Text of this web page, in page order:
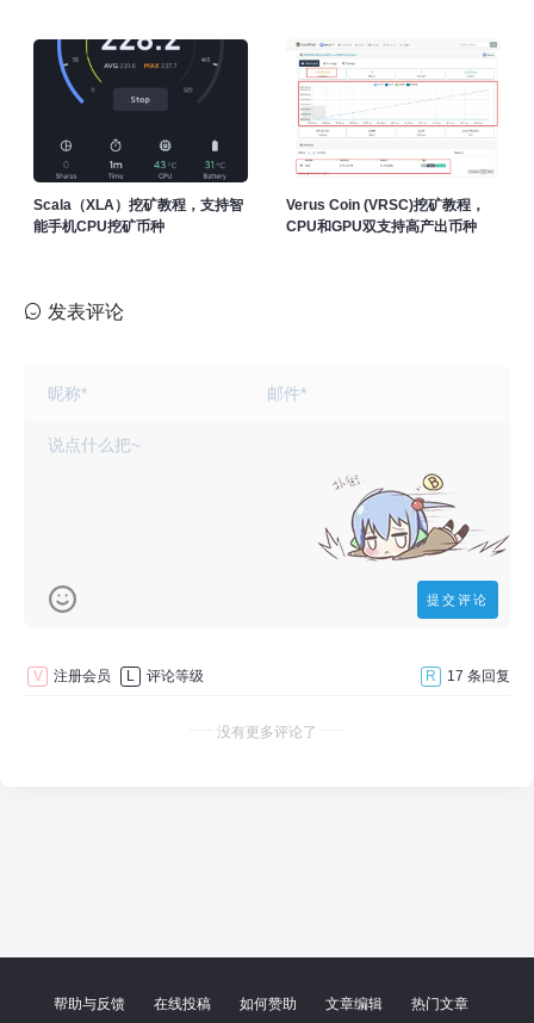
Scala（XLA）挖矿教程，支持智
能手机CPU挖矿币种
Verus Coin (VRSC)挖矿教程，
CPU和GPU双支持高产出币种
发表评论
V 注册会员 L 评论等级 R 17 条回复
没有更多评论了
帮助与反馈 在线投稿 如何赞助 文章编辑 热门文章